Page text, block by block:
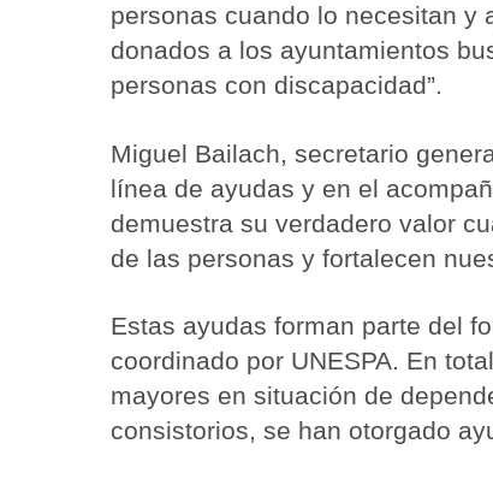
personas cuando lo necesitan y
donados a los ayuntamientos
personas con discapacidad”.
Miguel Bailach, secretario
línea de ayudas y en el
demuestra su verdadero valor
de las personas y fortalecen
Estas ayudas forman parte del
coordinado por UNESPA. En
mayores en situación de
consistorios, se han otorgado